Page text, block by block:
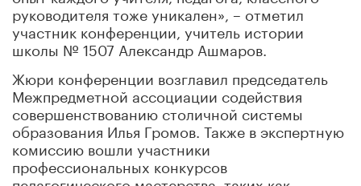
руководителя тоже уникален», – отметил
участник конференции, учитель истории
школы № 1507 Александр Ашмаров.
Жюри конференции возглавил председатель
Межпредметной ассоциации содействия
совершенствованию столичной системы
образования Илья Громов. Также в экспертную
комиссию вошли участники
профессиональных конкурсов